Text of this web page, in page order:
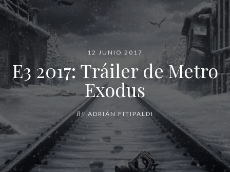
12 JUNIO 2017
E3 2017: Tráiler de Metro
Exodus
By ADRIÁN FITIPALDI